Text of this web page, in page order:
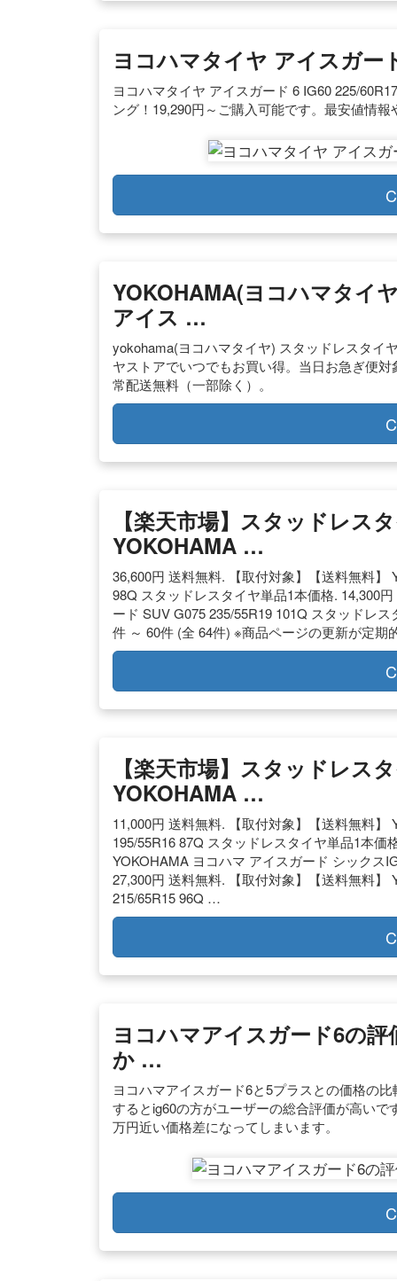
ヨコハマタイヤ アイスガー
ヨコハマタイヤ アイスガード 6 IG60 225/
ング！19,290円～ご購入可能です。最安値情
YOKOHAMA(ヨコハマタイ
アイス …
yokohama(ヨコハマタイヤ) スタッドレスタイ
ヤストアでいつでもお買い得。当日お急ぎ便
常配送無料（一部除く）。
【楽天市場】スタッドレス
YOKOHAMA …
36,600円 送料無料. 【取付対象】【送料無料
98Q スタッドレスタイヤ単品1本価格. 14,300
ード SUV G075 235/55R19 101Q スタッドレ
件 ～ 60件 (全 64件) ※商品ページの更新が定
【楽天市場】スタッドレス
YOKOHAMA …
11,000円 送料無料. 【取付対象】【送料無料
195/55R16 87Q スタッドレスタイヤ単品1本
YOKOHAMA ヨコハマ アイスガード シックス
27,300円 送料無料. 【取付対象】【送料無料
215/65R15 96Q …
ヨコハマアイスガード6の
か …
ヨコハマアイスガード6と5プラスとの価格の
するとig60の方がユーザーの総合評価が高い
万円近い価格差になってしまいます。